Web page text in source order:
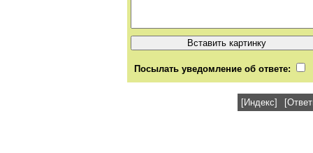
Посылать уведомление об ответе:
[Индекс]